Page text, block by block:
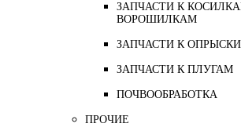
ЗАПЧАСТИ К
ВОРОШИЛКАМ
ЗАПЧАСТИ К
ЗАПЧАСТИ К ПЛУГАМ
ПОЧВООБРАБОТКА
ПРОЧИЕ